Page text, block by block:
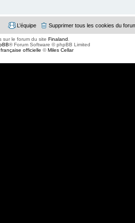
Supprimer tous les cookies du
L’équipe
sur le forum du site Finaland
® Forum Software © phpBB Limited
officielle ©Miles Cellar